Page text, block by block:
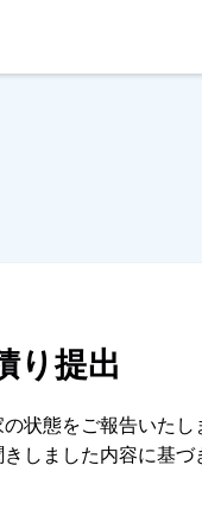
り提出
状態をご報告いたし
しました内容に基